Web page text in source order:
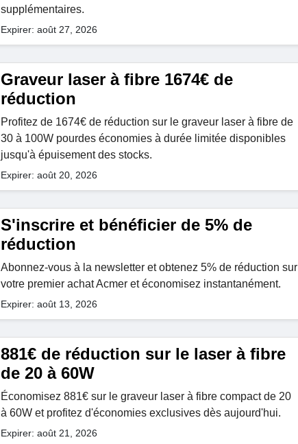
supplémentaires.
Expirer: août 27, 2026
Graveur laser à fibre 1674€ de
réduction
Profitez de 1674€ de réduction sur le graveur laser à fibre de
30 à 100W pourdes économies à durée limitée disponibles
jusqu'à épuisement des stocks.
Expirer: août 20, 2026
S'inscrire et bénéficier de 5% de
réduction
Abonnez-vous à la newsletter et obtenez 5% de réduction sur
votre premier achat Acmer et économisez instantanément.
Expirer: août 13, 2026
881€ de réduction sur le laser à fibre
de 20 à 60W
Économisez 881€ sur le graveur laser à fibre compact de 20
à 60W et profitez d'économies exclusives dès aujourd'hui.
Expirer: août 21, 2026